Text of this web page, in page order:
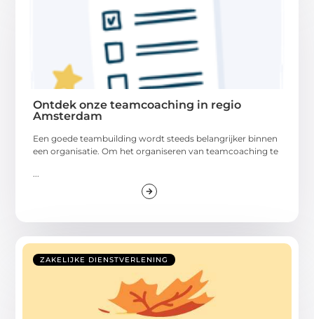
Ontdek onze teamcoaching in regio
Amsterdam
Een goede teambuilding wordt steeds belangrijker binnen
een organisatie. Om het organiseren van teamcoaching te
...
ZAKELIJKE DIENSTVERLENING